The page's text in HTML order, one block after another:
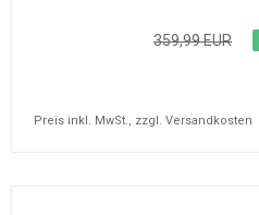
359,99 EUR
Preis inkl. MwSt., zzgl. Versandkosten